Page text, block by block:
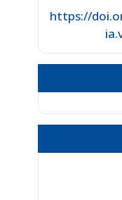
https://